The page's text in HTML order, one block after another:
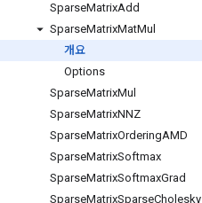
SparseMatrixAdd
SparseMatrixMatMul
개요
Options
SparseMatrixMul
SparseMatrixNNZ
SparseMatrixOrderingAMD
SparseMatrixSoftmax
SparseMatrixSoftmaxGrad
SparseMatrixSparseCholesky